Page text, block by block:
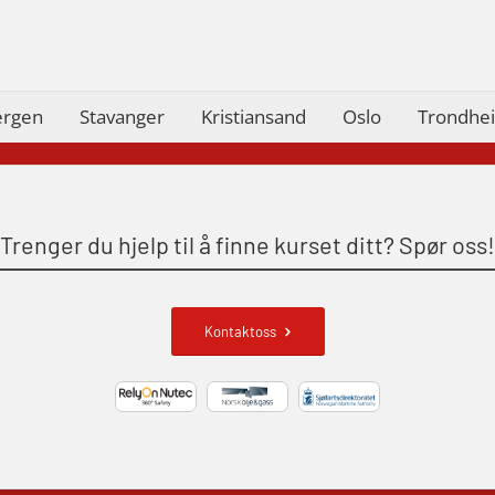
STCW Oppdatering videregående
STCW Oppdatering videregående
sikkerhetskurs for offiserer og
med.behandling (MBS134)
Stavanger Kristiansand Oslo
Trenger du hjelp til å finne kurset ditt? Spør oss!
Kontaktoss